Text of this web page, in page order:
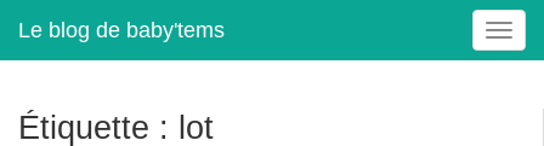
Le blog de baby'tems
T
o
Étiquette : lot